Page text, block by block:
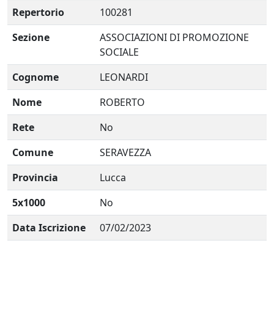
Repertorio
100281
Sezione
ASSOCIAZIONI DI PROMOZIONE
SOCIALE
Cognome
LEONARDI
Nome
ROBERTO
Rete
No
Comune
SERAVEZZA
Provincia
Lucca
5x1000
No
Data Iscrizione
07/02/2023